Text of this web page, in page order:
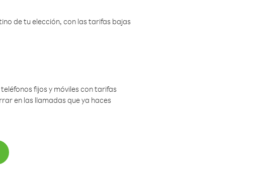
de tu elección, con las tarifas bajas
fijos y móviles con tarifas
en las llamadas que ya haces